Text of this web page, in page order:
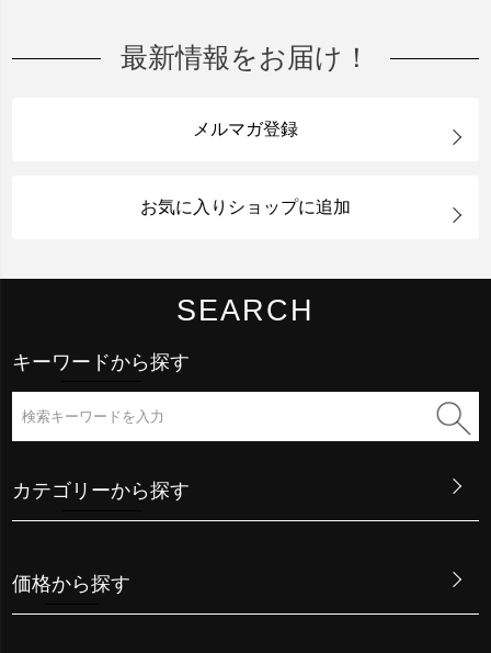
最新情報をお届け！
メルマガ登録
お気に入りショップに追加
SEARCH
キーワードから探す
カテゴリーから探す
価格から探す